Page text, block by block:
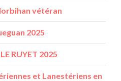
vétéran
2025
RUYET 2025
et Lanestériens en